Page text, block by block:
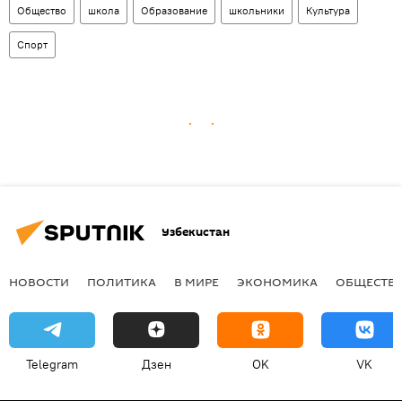
Общество школа Образование школьники Культура
Спорт
Узбекистан
НОВОСТИ ПОЛИТИКА В МИРЕ ЭКОНОМИКА
Telegram Дзен OK VK